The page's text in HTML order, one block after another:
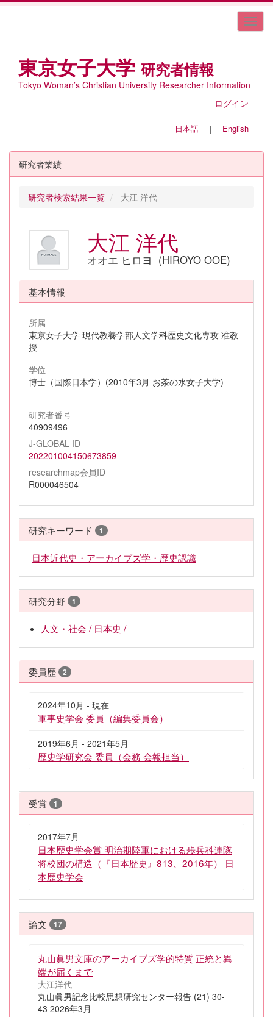
東京女子大学 研究者情報
Tokyo Woman’s Christian University Researcher Information
ログイン
日本語 ｜ English
研究者業績
研究者検索結果一覧 大江 洋代
大江 洋代
オオエ ヒロヨ (HIROYO OOE)
基本情報
所属
東京女子大学 現代教養学部人文学科歴史文化専攻 准教
授
学位
博士（国際日本学）(2010年3月 お茶の水女子大学)
研究者番号
40909496
J-GLOBAL ID
202201004150673859
researchmap会員ID
R000046504
研究キーワード 1
日本近代史・アーカイブズ学・歴史認識
研究分野 1
人文・社会 / 日本史 /
委員歴 2
2024年10月 - 現在
軍事史学会 委員（編集委員会）
2019年6月 - 2021年5月
歴史学研究会 委員（会務 会報担当）
受賞 1
2017年7月
日本歴史学会賞 明治期陸軍における歩兵科連隊
将校団の構造（『日本歴史』813、2016年） 日
本歴史学会
論文 17
丸山眞男文庫のアーカイブズ学的特質 正統と異
端が届くまで
大江洋代
丸山眞男記念比較思想研究センター報告 (21) 30-
43 2026年3月